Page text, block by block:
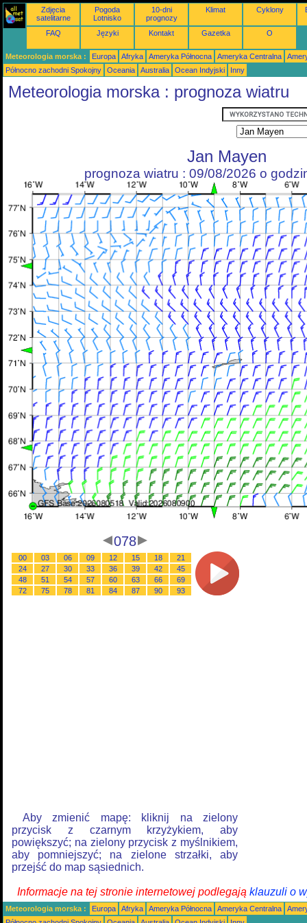
Zdjęcia
satelitarne
Pogoda
Lotnisko
10-dni
prognozy
Klimat Cyklony
FAQ Języki Kontakt Gazetka O
Meteorologia morska : Europa Afryka Ameryka Północna Ameryka Centralna
Północno zachodni Spokojny
Oceania Australia Ocean Indyjski Inny
Meteorologia morska : prognoza wiatru
Jan Mayen
prognoza wiatru : 09/08/2026 o
078
00 03 06 09 12 15 18
21
24
27 30 33 36 39 42
45
48
51 54 57 60 63 66
69
72
75 78 81 84 87 90 93
Aby zmienić mapę: kliknij na zielony
przycisk z czarnym krzyżykiem, aby
powiększyć; na zielony przycisk z myślnikiem,
aby pomniejszyć; na zielone strzałki, aby
przejść do map sąsiednich.
Informacje na tej stronie internetowej podlegają klauzuli o
Meteorologia morska : Europa Afryka Ameryka Północna Ameryka Centralna